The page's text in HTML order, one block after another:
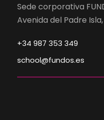
Sede corporativa
Avenida del Padre
+34 987 353 349
school@fundos.es